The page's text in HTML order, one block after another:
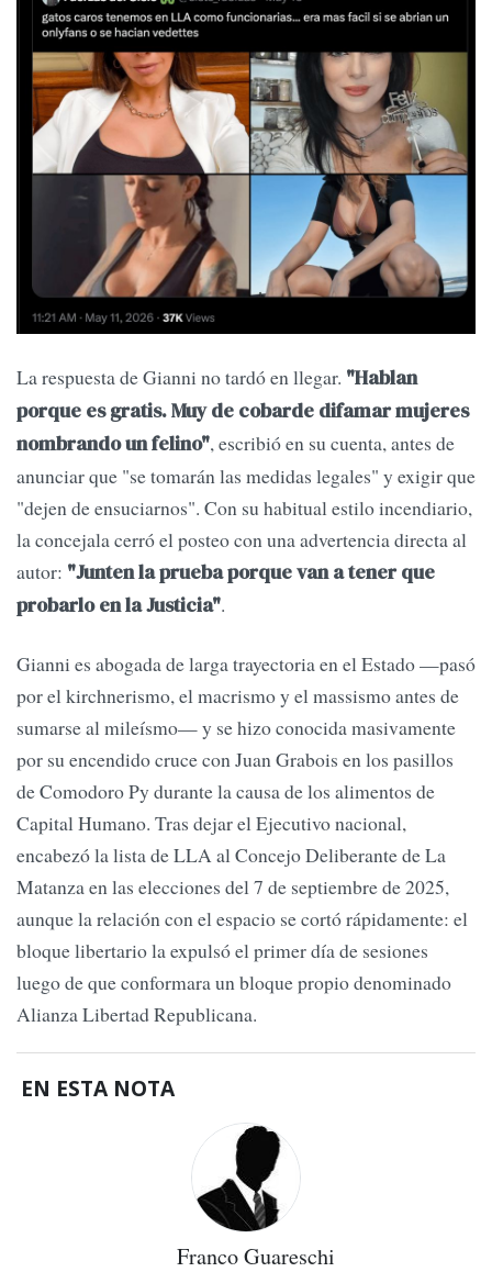
La respuesta de Gianni no tardó en llegar. "Hablan
porque es gratis. Muy de cobarde difamar mujeres
nombrando un felino", escribió en su cuenta, antes de
anunciar que "se tomarán las medidas legales" y exigir que
"dejen de ensuciarnos". Con su habitual estilo incendiario,
la concejala cerró el posteo con una advertencia directa al
autor: "Junten la prueba porque van a tener que
probarlo en la Justicia".
Gianni es abogada de larga trayectoria en el Estado —pasó
por el kirchnerismo, el macrismo y el massismo antes de
sumarse al mileísmo— y se hizo conocida masivamente
por su encendido cruce con Juan Grabois en los pasillos
de Comodoro Py durante la causa de los alimentos de
Capital Humano. Tras dejar el Ejecutivo nacional,
encabezó la lista de LLA al Concejo Deliberante de La
Matanza en las elecciones del 7 de septiembre de 2025,
aunque la relación con el espacio se cortó rápidamente: el
bloque libertario la expulsó el primer día de sesiones
luego de que conformara un bloque propio denominado
Alianza Libertad Republicana.
EN ESTA NOTA
Franco Guareschi